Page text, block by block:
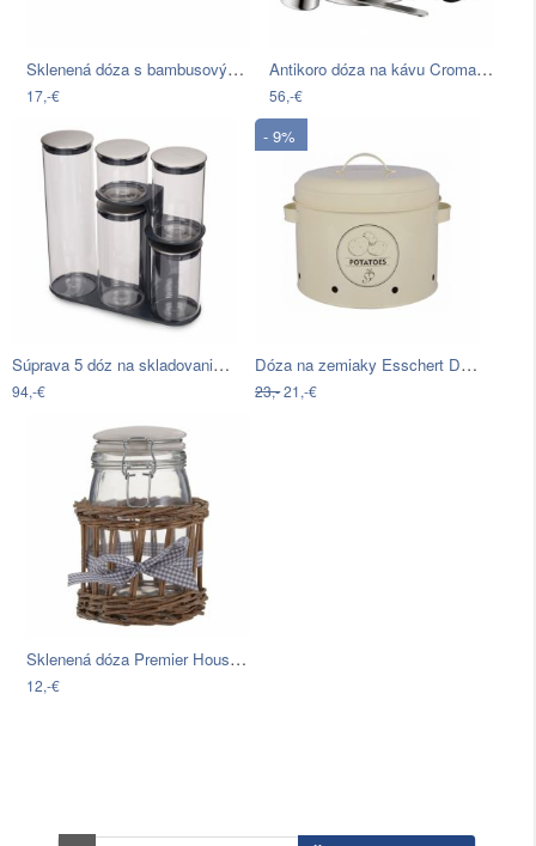
Sklenená dóza s bambusovým vekom Bambum…
17,-€
Antikoro dóza na kávu Cromargan® WMF…
56,-€
Súprava 5 dóz na skladovanie potravín…
94,-€
- 9%
Dóza na zemiaky Esschert Design Farma
23,-21,-€
Sklenená dóza Premier Housewares…
12,-€